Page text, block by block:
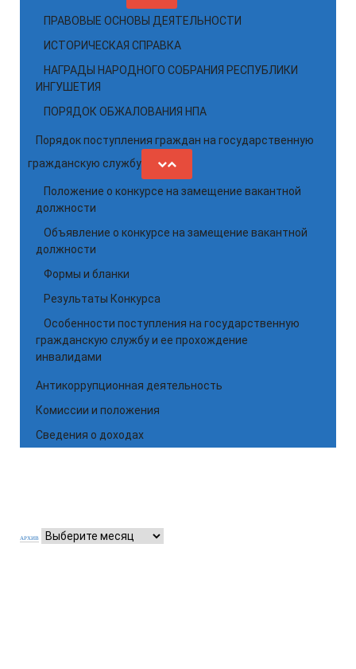
ПРАВОВЫЕ ОСНОВЫ ДЕЯТЕЛЬНОСТИ
ИСТОРИЧЕСКАЯ СПРАВКА
НАГРАДЫ НАРОДНОГО СОБРАНИЯ РЕСПУБЛИКИ
ИНГУШЕТИЯ
ПОРЯДОК ОБЖАЛОВАНИЯ НПА
Порядок поступления граждан на государственную
гражданскую службу
Положение о конкурсе на замещение вакантной
должности
Объявление о конкурсе на замещение вакантной
должности
Формы и бланки
Результаты Конкурса
Особенности поступления на государственную
гражданскую службу и ее прохождение
инвалидами
Антикоррупционная деятельность
Комиссии и положения
Сведения о доходах
АРХИВ